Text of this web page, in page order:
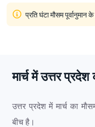
प्रति घंटा मौसम पूर्वानुमान
मार्च में उत्तर
उत्तर प्रदेश में मार्च का
बीच है।